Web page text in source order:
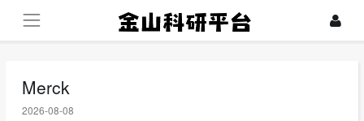
Merck
2026-08-08